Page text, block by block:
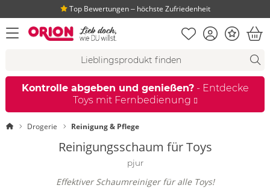
Top Bewertungen ‒ höchste Zufriedenheit
Menü öffnen Merkliste
KontoBonus
Kontrolle abgeben und genießen?- Entdecke
Toys mit Fernbedienung
Startseite
Drogerie Reinigung & Pflege
Reinigungsschaum für Toys
pjur
Effektiver Schaumreiniger für alle Toys!